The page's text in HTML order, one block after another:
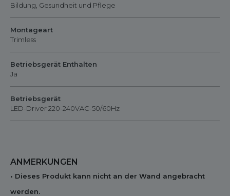
Bildung, Gesundheit und Pflege
Montageart
Trimless
Betriebsgerät Enthalten
Ja
Betriebsgerät
LED-Driver 220-240VAC-50/60Hz
ANMERKUNGEN
• Dieses Produkt kann nicht an der Wand angebracht
werden.